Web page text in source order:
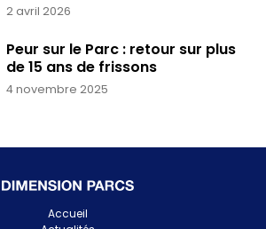
2 avril 2026
4 novembre 2025
Peur sur le Parc : retour sur plus
de 15 ans de frissons
Accueil